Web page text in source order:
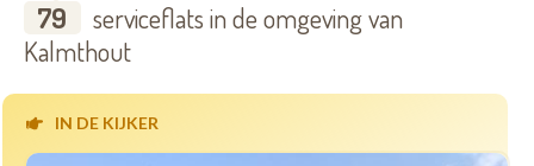
79
serviceflats in de omgeving van
Kalmthout
IN DE KIJKER